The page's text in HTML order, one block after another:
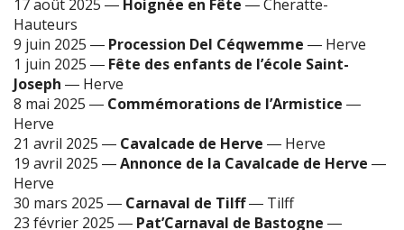
17 août 2025 ― Hoignée en Fête ―Cheratte-
Hauteurs
9 juin 2025 ― Procession Del Céqwemme ― Herve
1 juin 2025 ― Fête des enfants de l’école Saint-
Joseph ― Herve
8 mai 2025 ― Commémorations de l’Armistice ―
Herve
21 avril 2025 ― Cavalcade de Herve ― Herve
19 avril 2025 ―Annonce de la Cavalcade de Herve ―
Herve
30 mars 2025 ― Carnaval de Tilff― Tilff
23 février 2025 ― Pat’Carnaval de Bastogne ―